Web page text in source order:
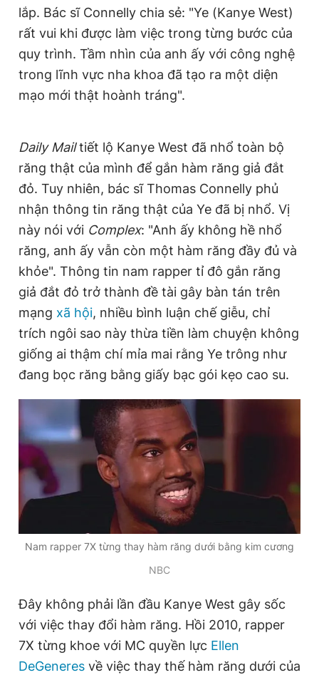
lắp. Bác sĩ Connelly chia sẻ: "Ye (Kanye West)
rất vui khi được làm việc trong từng bước của
quy trình. Tầm nhìn của anh ấy với công nghệ
trong lĩnh vực nha khoa đã tạo ra một diện
mạo mới thật hoành tráng".
Daily Mailtiết lộ Kanye West đã nhổ toàn bộ
răng thật của mình để gắn hàm răng giả đắt
đỏ. Tuy nhiên, bác sĩ Thomas Connelly phủ
nhận thông tin răng thật của Ye đã bị nhổ. Vị
này nói với Complex: "Anh ấy không hề nhổ
răng, anh ấy vẫn còn một hàm răng đầy đủ và
khỏe". Thông tin nam rapper tỉ đô gắn răng
giả đắt đỏ trở thành đề tài gây bàn tán trên
mạng xã hội, nhiều bình luận chế giễu, chỉ
trích ngôi sao này thừa tiền làm chuyện không
giống ai thậm chí mỉa mai rằng Ye trông như
đang bọc răng bằng giấy bạc gói kẹo cao su.
Nam rapper 7X từng thay hàm răng dưới bằng kim cương
NBC
Đây không phải lần đầu Kanye West gây sốc
với việc thay đổi hàm răng. Hồi 2010, rapper
7X từng khoe với MC quyền lực Ellen
DeGeneres về việc thay thế hàm răng dưới của